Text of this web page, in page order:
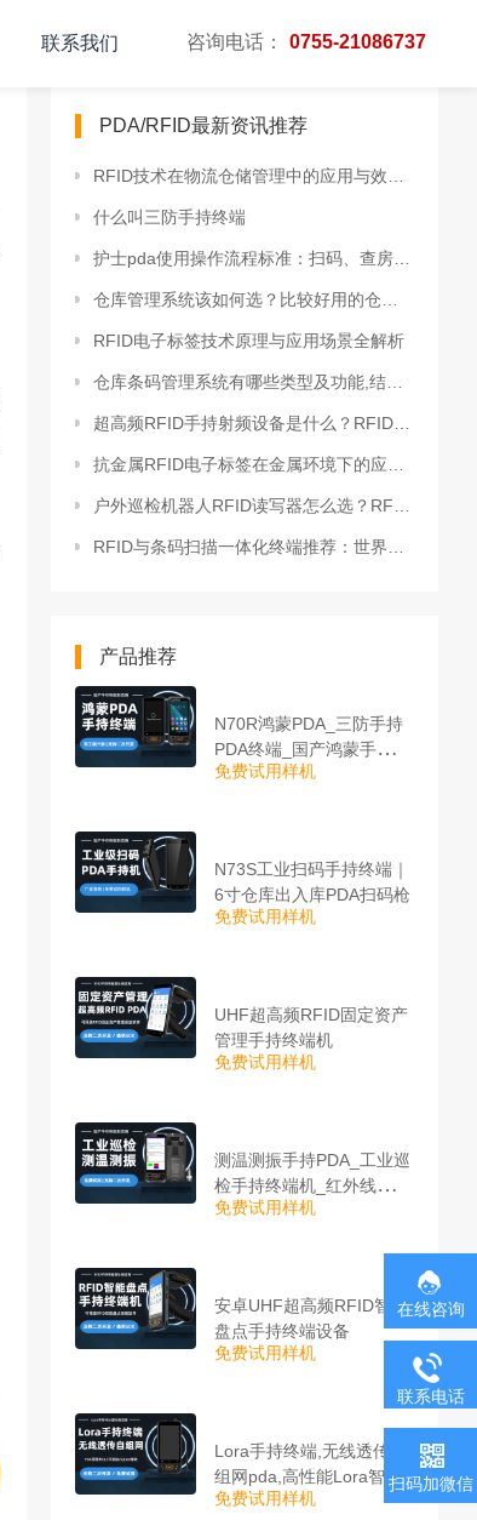
联系我们 咨询电话： 0755-21086737
PDA/RFID最新资讯推荐
RFID技术在物流仓储管理中的应用与效率提升
什么叫三防手持终端
护士pda使用操作流程标准：扫码、查房、记录、交接全流程
仓库管理系统该如何选？比较好用的仓库管理系统？
RFID电子标签技术原理与应用场景全解析
仓库条码管理系统有哪些类型及功能,结合PDA打造智能仓储
超高频RFID手持射频设备是什么？RFID手持机做什么的
抗金属RFID电子标签在金属环境下的应用优势与典型案例
户外巡检机器人RFID读写器怎么选？RFID手持读写器推荐
RFID与条码扫描一体化终端推荐：世界五百强企业都在用的智能设备
产品推荐
N70R鸿蒙PDA_三防手持
PDA终端_国产鸿蒙手持终
端
免费试用样机
N73S工业扫码手持终端｜
6寸仓库出入库PDA扫码枪
免费试用样机
UHF超高频RFID固定资产
管理手持终端机
免费试用样机
测温测振手持PDA_工业巡
检手持终端机_红外线测温
PDA
免费试用样机
安卓UHF超高频RFID智能
盘点手持终端设备
免费试用样机
Lora手持终端,无线透传自
组网pda,高性能Lora智能
巡检机
免费试用样机
在线咨询
联系电话
扫码加微信